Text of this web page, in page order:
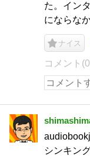
た。イン
にならな
ナイス
コメント
シンキン